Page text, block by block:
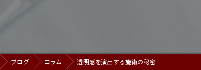
ブログ コラム 透明感を演出する施術の秘密